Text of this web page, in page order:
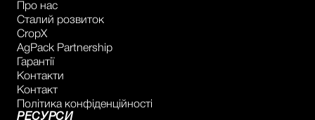
Про нас
Сталий розвиток
CropX
AgPack Partnership
Гарантії
Контакти
Контакт
Політика конфіденційності
РЕСУРСИ